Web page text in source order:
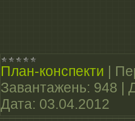
План-конспекти |
Завантажень: 948 |
Дата: 03.04.2012